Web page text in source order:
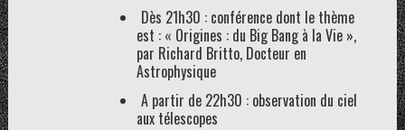
Dès 21h30 : conférence dont le thème
est : « Origines : du Big Bang à la Vie »,
par Richard Britto, Docteur en
Astrophysique
A partir de 22h30 : observation du ciel
aux télescopes